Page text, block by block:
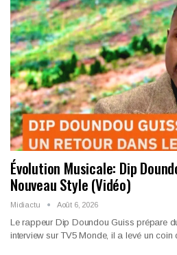
Évolution Musicale: Dip
Nouveau Style (Vidéo)
Midiactu Août 6, 2026
Le rappeur Dip Doundou Guiss prépare
interview sur TV5 Monde, il a levé un